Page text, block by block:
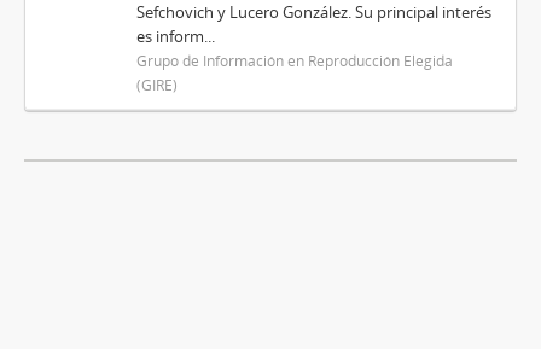
Sefchovich y Lucero González. Su principal interés
es inform...
Grupo de Información en Reproducción Elegida
(GIRE)